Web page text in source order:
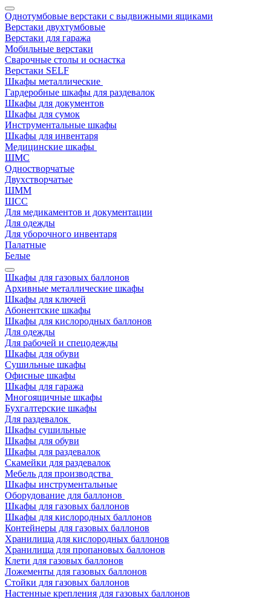
Однотумбовые верстаки с выдвижными ящиками
Верстаки двухтумбовые
Верстаки для гаража
Мобильные верстаки
Сварочные столы и оснастка
Верстаки SELF
Шкафы металлические
Гардеробные шкафы для раздевалок
Шкафы для документов
Шкафы для сумок
Инструментальные шкафы
Шкафы для инвентаря
Медицинские шкафы
ШМС
Одностворчатые
Двухстворчатые
ШММ
ШСС
Для медикаментов и документации
Для одежды
Для уборочного инвентаря
Палатные
Белые
Шкафы для газовых баллонов
Архивные металлические шкафы
Шкафы для ключей
Абонентские шкафы
Шкафы для кислородных баллонов
Для одежды
Для рабочей и спецодежды
Шкафы для обуви
Сушильные шкафы
Офисные шкафы
Шкафы для гаража
Многоящичные шкафы
Бухгалтерские шкафы
Для раздевалок
Шкафы сушильные
Шкафы для обуви
Шкафы для раздевалок
Скамейки для раздевалок
Мебель для производства
Шкафы инструментальные
Оборудование для баллонов
Шкафы для газовых баллонов
Шкафы для кислородных баллонов
Контейнеры для газовых баллонов
Хранилища для кислородных баллонов
Хранилища для пропановых баллонов
Клети для газовых баллонов
Ложементы для газовых баллонов
Стойки для газовых баллонов
Настенные крепления для газовых баллонов